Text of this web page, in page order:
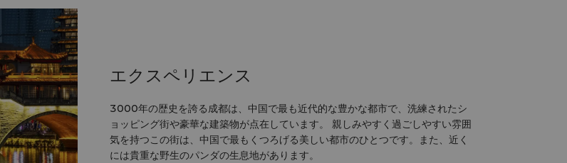
エクスペリエンス
3000年の歴史を誇る成都は、中国で最も近代的な豊かな都市で、洗練されたシ
ョッピング街や豪華な建築物が点在しています。 親しみやすく過ごしやすい雰囲
気を持つこの街は、中国で最もくつろげる美しい都市のひとつです。また、近く
には貴重な野生のパンダの生息地があります。